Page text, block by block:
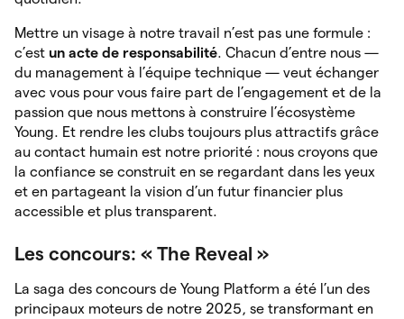
Mettre un visage à notre travail n’est pas une formule :
c’est un acte de responsabilité. Chacun d’entre nous —
du management à l’équipe technique — veut échanger
avec vous pour vous faire part de l’engagement et de la
passion que nous mettons à construire l’écosystème
Young. Et rendre les clubs toujours plus attractifs grâce
au contact humain est notre priorité : nous croyons que
la confiance se construit en se regardant dans les yeux
et en partageant la vision d’un futur financier plus
accessible et plus transparent.
Les concours: « The Reveal »
La saga des concours de Young Platform a été l’un des
principaux moteurs de notre 2025, se transformant en